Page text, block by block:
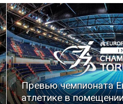
Превью чемпионата
атлетике в